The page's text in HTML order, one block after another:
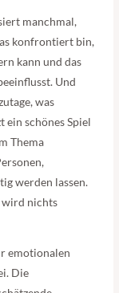
manchmal,
konfrontiert bin,
kann und das
Und
was
ein schönes Spiel
Thema
werden lassen.
wird nichts
emotionalen
Die